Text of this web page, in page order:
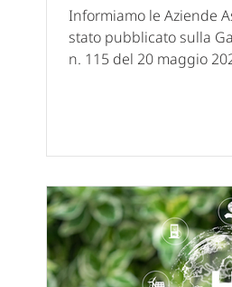
Informiamo le Aziende
stato pubblicato sulla
n. 115 del 20 maggio
alla spesa privata per
società, enti, organismi
beneficiari di contributi
entità significative. Il
entrerà in vigore il 4